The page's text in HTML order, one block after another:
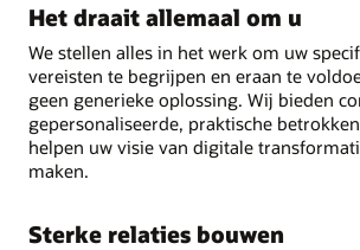
Het draait allemaal om u
We stellen alles in het werk om uw
vereisten te begrijpen en eraan te
geen generieke oplossing. Wij bieden
gepersonaliseerde, praktische
helpen uw visie van digitale
maken.
Sterke relaties bouwen